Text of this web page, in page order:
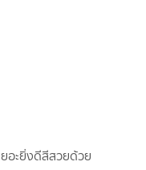
อะยิ่งดีสีสวยด้วย